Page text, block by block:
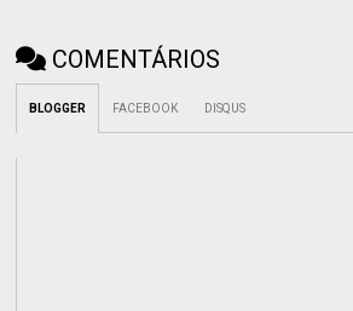
COMENTÁRIOS
BLOGGER FACEBOOK DISQUS